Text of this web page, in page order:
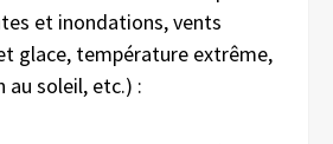
et inondations, vents
glace, température extrême,
soleil, etc.) :